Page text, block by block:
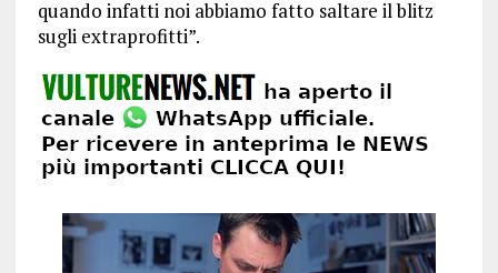
quando infatti noi abbiamo fatto saltare il blitz
sugli extraprofitti”.